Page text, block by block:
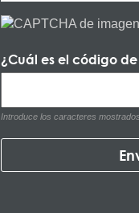
¿Cuál es el código
Introduce los caracteres